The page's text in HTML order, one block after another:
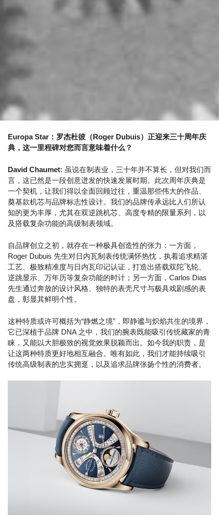
Europa Star：罗杰杜彼（Roger Dubuis）正迎来三十周年庆
典，这一里程碑对您而言意味着什么？
David Chaumet: 虽说在制表业，三十年并不算长，但对我们而
言，这已然是一段创意迸发的快速发展时期。此次周年庆典是
一个契机，让我们得以全面回顾过往，重温那些伟大的作品、
奠基款机芯与品牌标志性设计。我们的品牌传承远比人们所认
知的更为丰厚，尤其在双逆跳机芯、高度专精的限量系列，以
及搭载复杂功能的高级制表领域。
自品牌创立之初，就存在一种极具创造性的张力：一方面，
Roger Dubuis 先生对日内瓦制表传统满怀热忱，执着追求精湛
工艺、极致精准度与日内瓦印记认证，打造出搭载双陀飞轮、
逆跳显示、万年历等复杂功能的时计；另一方面，Carlos Dias
先生通过奔放的设计风格、独特的表壳尺寸与极具戏剧感的表
盘，彰显其鲜明个性。
这种特质或许可概括为“静燃之境”，即静谧与炽焰共生的境界，
它已深植于品牌 DNA 之中，我们的腕表既能吸引传统藏家的青
睐，又能以大胆极致的视觉效果脱颖而出。如今我的职责，是
让这两种特质更好地相互融合。唯有如此，我们才能持续吸引
传统高级制表的忠实拥趸，以及追求品牌张扬个性的消费者。